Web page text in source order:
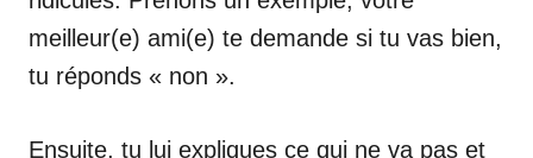
meilleur(e) ami(e) te demande si tu vas bien,
tu réponds « non ».
Ensuite, tu lui expliques ce qui ne va pas et